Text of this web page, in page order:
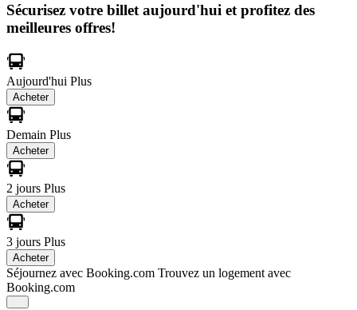
Sécurisez votre billet aujourd'hui et profitez des
meilleures offres!
Aujourd'hui Plus
Acheter
Demain Plus
Acheter
2 jours Plus
Acheter
3 jours Plus
Acheter
Séjournez avec Booking.com Trouvez un logement avec
Booking.com